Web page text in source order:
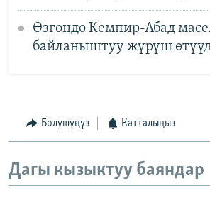
Өзгөндө Кемпир-Абад
байланыштуу жүрүш
Бөлүшүңүз Катталыңыз
Дагы кызыктуу баяндар